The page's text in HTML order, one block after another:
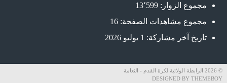
مجموع الزوار: 13٬599
مجموع مشاهدات الصفحة: 16
تاريخ آخر مشاركة: 1 يوليو 2026
© 2026 الرابطة الولائية لكرة القدم - النعامة
DESIGNED BY THEMEBOY